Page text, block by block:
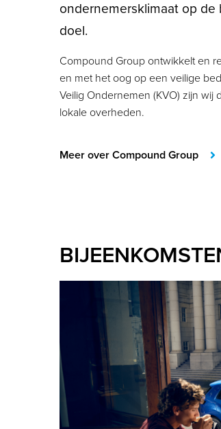
ondernemersklimaat op
doel.
Compound Group ontwikkelt en
en met het oog op een veilige
Veilig Ondernemen (KVO) zijn
lokale overheden.
Meer over Compound Group